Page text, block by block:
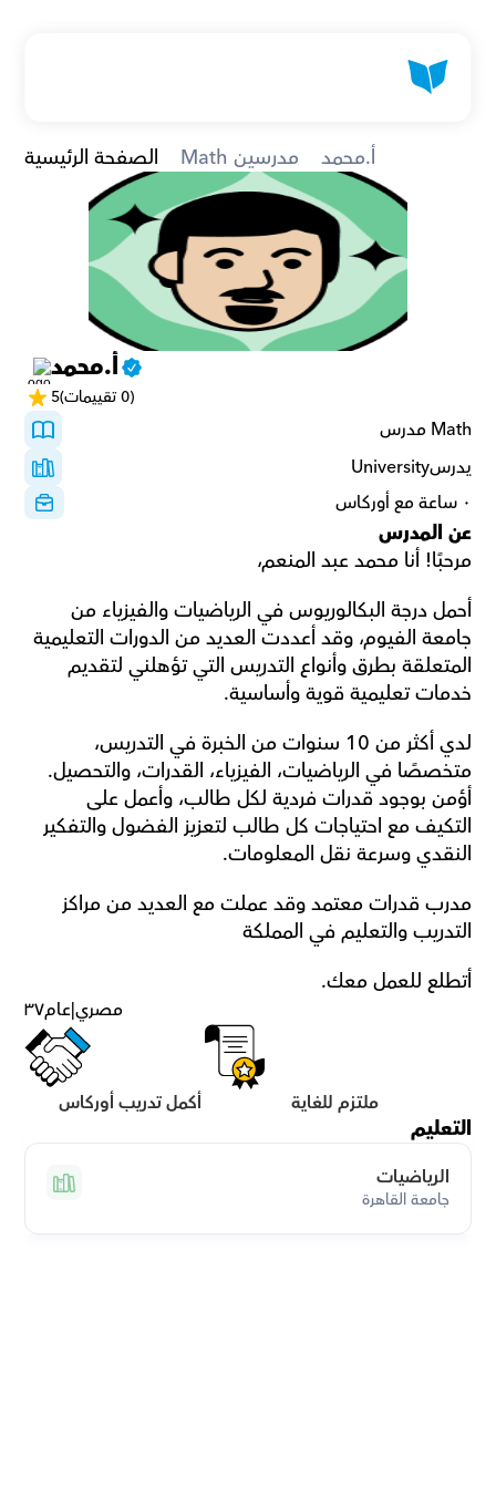
الصفحة الرئيسية Math مدرسين أ.محمد
أ.محمد
5 (0 تقييمات)
Math مدرس
يدرسUniversity
٠ ساعة مع أوركاس
عن المدرس
مرحبًا! أنا محمد عبد المنعم،
خدمات تعليمية قوية وأساسية.
النقدي وسرعة نقل المعلومات.
التدريب والتعليم في المملكة
أتطلع للعمل معك.
٣٧عام|مصري
ملتزم للغاية أكمل تدريب أوركاس
التعليم
الرياضيات
جامعة القاهرة